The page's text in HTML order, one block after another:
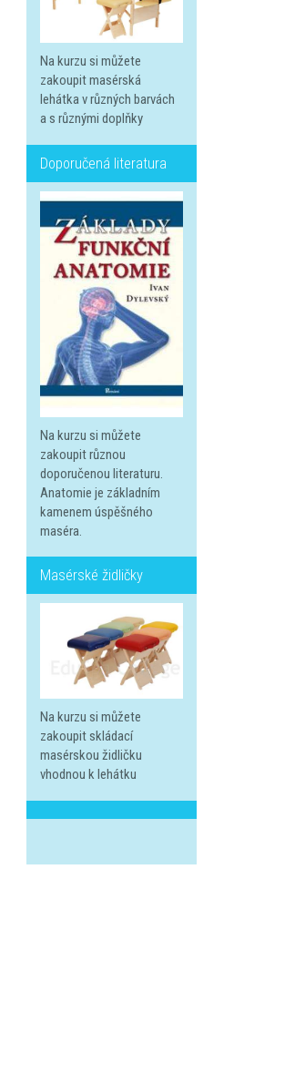
Na kurzu si můžete
zakoupit masérská
lehátka v různých barvách
a s různými doplňky
Doporučená literatura
Na kurzu si můžete
zakoupit různou
doporučenou literaturu.
Anatomie je základním
kamenem úspěšného
maséra.
Masérské židličky
Na kurzu si můžete
zakoupit skládací
masérskou židličku
vhodnou k lehátku